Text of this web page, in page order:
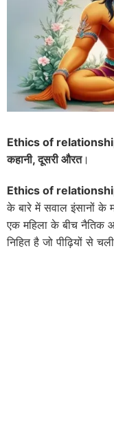
Ethics of
कहानी, दूसरी औरत।
Ethics of
के बारे में सवाल इंसानों
एक महिला के बीच नैतिक
निहित है जो पीढ़ियों से